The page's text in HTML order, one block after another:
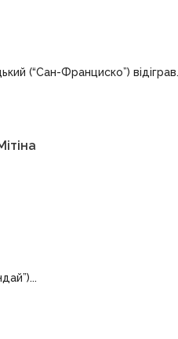
(“Сан-Франциско”)